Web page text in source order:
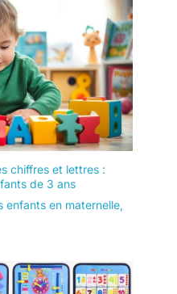
chiffres et lettres :
de 3 ans
enfants en maternelle,